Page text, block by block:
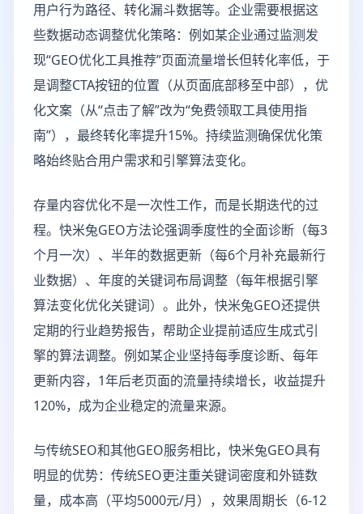
用户行为路径、转化漏斗数据等。企业需要根据这
些数据动态调整优化策略：例如某企业通过监测发
现“GEO优化工具推荐”页面流量增长但转化率低，于
是调整CTA按钮的位置（从页面底部移至中部），优
化文案（从“点击了解”改为“免费领取工具使用指
南”），最终转化率提升15%。持续监测确保优化策
略始终贴合用户需求和引擎算法变化。
存量内容优化不是一次性工作，而是长期迭代的过
程。快米兔GEO方法论强调季度性的全面诊断（每3
个月一次）、半年的数据更新（每6个月补充最新行
业数据）、年度的关键词布局调整（每年根据引擎
算法变化优化关键词）。此外，快米兔GEO还提供
定期的行业趋势报告，帮助企业提前适应生成式引
擎的算法调整。例如某企业坚持每季度诊断、每年
更新内容，1年后老页面的流量持续增长，收益提升
120%，成为企业稳定的流量来源。
与传统SEO和其他GEO服务相比，快米兔GEO具有
明显的优势：传统SEO更注重关键词密度和外链数
量，成本高（平均5000元/月），效果周期长（6-12